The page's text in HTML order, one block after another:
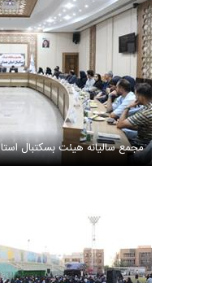
مجمع سالیانه هیئت بسکتبال